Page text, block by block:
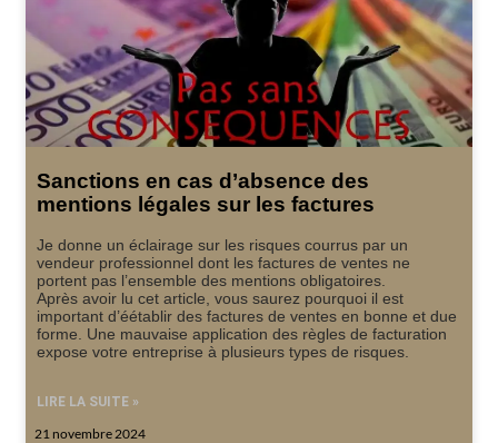
Sanctions en cas d’absence des
mentions légales sur les factures
Je donne un éclairage sur les risques courrus par un
vendeur professionnel dont les factures de ventes ne
portent pas l’ensemble des mentions obligatoires.
Après avoir lu cet article, vous saurez pourquoi il est
important d’éétablir des factures de ventes en bonne et due
forme. Une mauvaise application des règles de facturation
expose votre entreprise à plusieurs types de risques.
LIRE LA SUITE »
21 novembre 2024